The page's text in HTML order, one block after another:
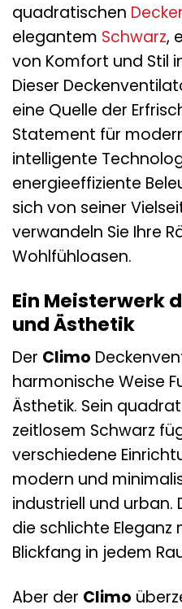
quadratischen
elegantem Schwarz,
von Komfort und Stil
Dieser
eine Quelle der
Statement für
intelligente
energieeffiziente
sich von seiner
verwandeln Sie Ihre
Wohlfühloasen.
Ein Meisterwerk
und Ästhetik
Der Climo
harmonische Weise
Ästhetik. Sein
zeitlosem Schwarz
verschiedene
modern und
industriell und urban.
die schlichte Eleganz
Blickfang in jedem
Aber der Climo